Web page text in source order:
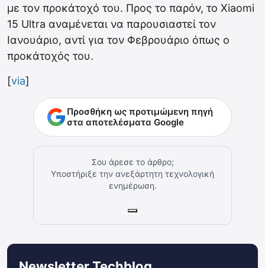
με τον προκάτοχό του. Προς το παρόν, το Xiaomi
15 Ultra αναμένεται να παρουσιαστεί τον
Ιανουάριο, αντί για τον Φεβρουάριο όπως ο
προκάτοχός του.
[via]
Προσθήκη ως προτιμώμενη πηγή
στα αποτελέσματα Google
Σου άρεσε το άρθρο;
Υποστήριξε την ανεξάρτητη τεχνολογική
ενημέρωση.